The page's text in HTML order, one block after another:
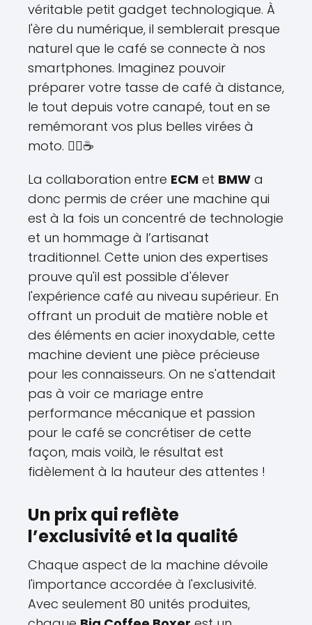
véritable petit gadget technologique. À
l'ère du numérique, il semblerait presque
naturel que le café se connecte à nos
smartphones. Imaginez pouvoir
préparer votre tasse de café à distance,
le tout depuis votre canapé, tout en se
remémorant vos plus belles virées à
moto. 🚴‍♂️☕
La collaboration entre ECM et BMW a
donc permis de créer une machine qui
est à la fois un concentré de technologie
et un hommage à l’artisanat
traditionnel. Cette union des expertises
prouve qu'il est possible d'élever
l'expérience café au niveau supérieur. En
offrant un produit de matière noble et
des éléments en acier inoxydable, cette
machine devient une pièce précieuse
pour les connaisseurs. On ne s'attendait
pas à voir ce mariage entre
performance mécanique et passion
pour le café se concrétiser de cette
façon, mais voilà, le résultat est
fidèlement à la hauteur des attentes !
Un prix qui reflète
l’exclusivité et la qualité
Chaque aspect de la machine dévoile
l'importance accordée à l'exclusivité.
Avec seulement 80 unités produites,